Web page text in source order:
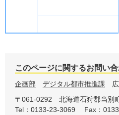
このページに関するお問い
企画部 デジタル都市推進課
〒061-0292
北海道石狩郡当別
Tel：0133-23-3069
Fax：